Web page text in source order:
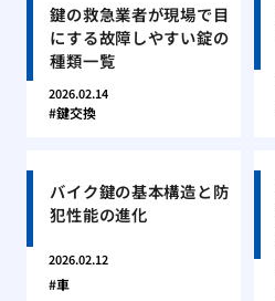
鍵の救急業者が現場で目
にする故障しやすい錠の
種類一覧
2026.02.14
鍵交換
バイク鍵の基本構造と防
犯性能の進化
2026.02.12
車